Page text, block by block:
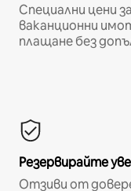
Специални цени
ваканционни
плащане без
Резервирайте
Отзиви от